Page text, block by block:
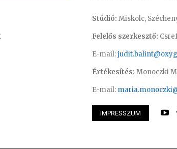
Koródi Petra
Stúdió: Miskolc,
Felelős szerkesztő:
E-mail:
Értékesítés: Monoczki
E-mail:
IMPRESSZUM